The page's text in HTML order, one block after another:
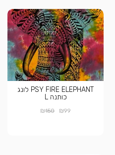
PSY FIRE ELEPHANT לונג
כותנה L
₪99
₪150